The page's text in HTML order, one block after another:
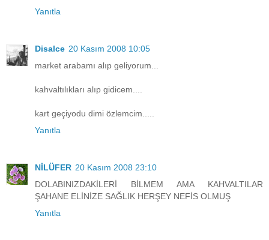
Yanıtla
Disalce 20 Kasım 2008 10:05
market arabamı alıp geliyorum...
kahvaltılıkları alıp gidicem....
kart geçiyodu dimi özlemcim.....
Yanıtla
NİLÜFER 20 Kasım 2008 23:10
DOLABINIZDAKİLERİ BİLMEM AMA KAHVALTILAR
ŞAHANE ELİNİZE SAĞLIK HERŞEY NEFİS OLMUŞ
Yanıtla